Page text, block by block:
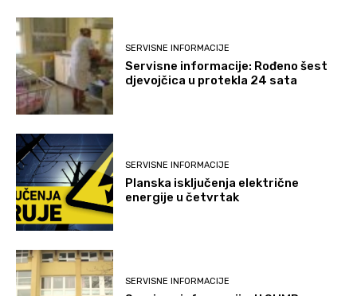
SERVISNE INFORMACIJE
Servisne informacije: Rođeno šest
djevojčica u protekla 24 sata
SERVISNE INFORMACIJE
Planska isključenja električne
energije u četvrtak
SERVISNE INFORMACIJE